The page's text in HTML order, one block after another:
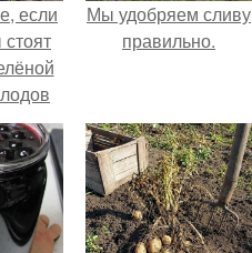
если
-
тут
Мы удобряем сливу
правильно.